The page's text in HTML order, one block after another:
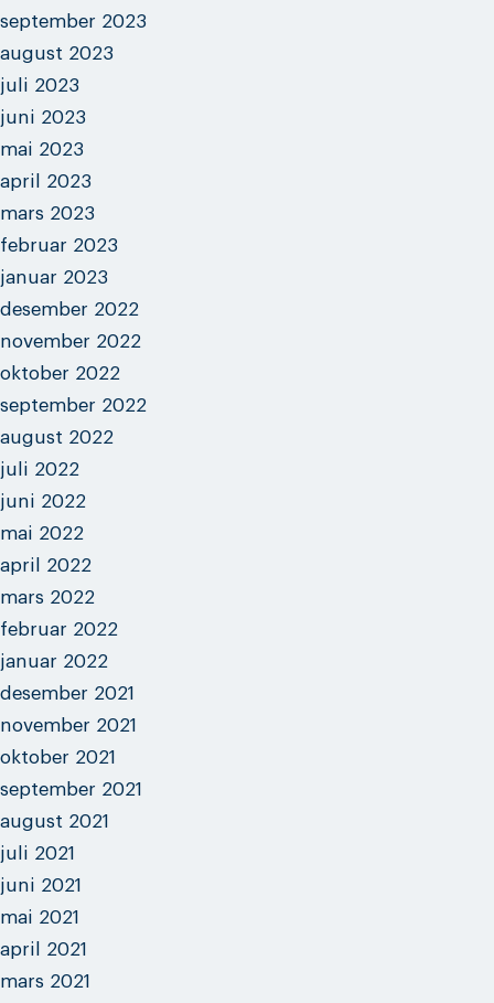
september 2023
august 2023
juli 2023
juni 2023
mai 2023
april 2023
mars 2023
februar 2023
januar 2023
desember 2022
november 2022
oktober 2022
september 2022
august 2022
juli 2022
juni 2022
mai 2022
april 2022
mars 2022
februar 2022
januar 2022
desember 2021
november 2021
oktober 2021
september 2021
august 2021
juli 2021
juni 2021
mai 2021
april 2021
mars 2021